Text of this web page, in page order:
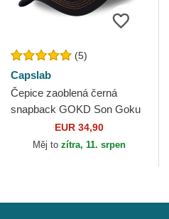
(5)
Capslab
Čepice zaoblená černá
snapback GOKD Son Goku
Dragon Ball Capslab
EUR 34,90
Měj to zítra, 11. srpen